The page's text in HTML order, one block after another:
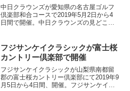
中日クラウンズが愛知県の名古屋ゴルフ
倶楽部和合コースで2019年5月2日から4
日間で開催。中日クラウンズの見どころ
ルフ場の名古屋ゴルフ倶楽部和合コース
の特長・詳細やGD...
フジサンケイクラシックが富士桜
カントリー倶楽部で開催
フジサンケイクラシックが山梨県南都留
郡の富士桜カントリー倶楽部にて2019年9
月5日から4日間、開催。フジサンケイク